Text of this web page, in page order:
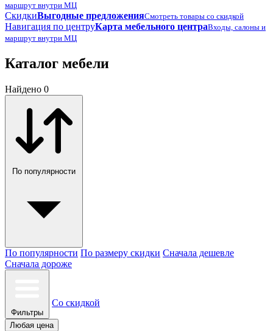
маршрут внутри МЦ
СкидкиВыгодные предложенияСмотреть товары со скидкой
Навигация по центруКарта мебельного центраВходы, салоны и
маршрут внутри МЦ
Каталог мебели
Найдено 0
По популярности
По популярности По размеру скидки Сначала дешевле
Сначала дороже
Фильтры
Со скидкой
Любая цена